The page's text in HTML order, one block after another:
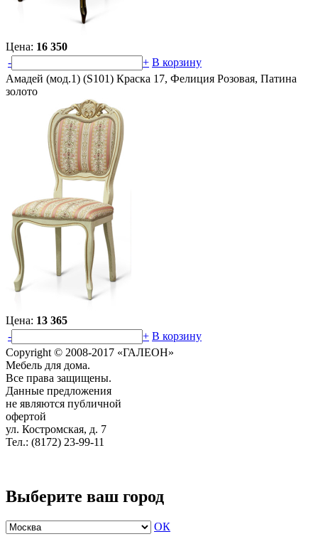
Цена: 16 350
-
+ В корзину
Амадей (мод.1) (S101) Краска 17, Фелиция Розовая, Патина
золото
Цена: 13 365
-
+ В корзину
Copyright © 2008-2017 «ГАЛЕОН»
Мебель для дома.
Все права защищены.
Данные предложения
не являются публичной
офертой
ул. Костромская, д. 7
Тел.: (8172) 23-99-11
Выберите ваш город
ОК